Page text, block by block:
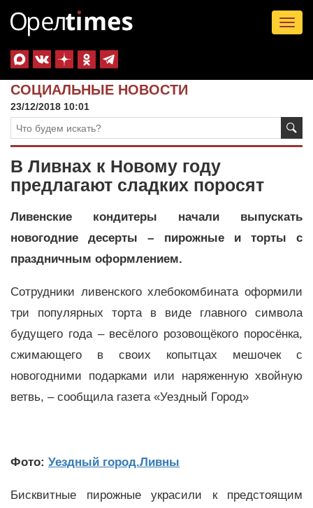
СОЦИАЛЬНЫЕ НОВОСТИ
23/12/2018 10:01
В Ливнах к Новому году
предлагают сладких поросят
Ливенские кондитеры начали выпускать
новогодние десерты – пирожные и торты с
праздничным оформлением.
Сотрудники ливенского хлебокомбината оформили
три популярных торта в виде главного символа
будущего года – весёлого розовощёкого поросёнка,
сжимающего в своих копытцах мешочек с
новогодними подарками или наряженную хвойную
ветвь, – сообщила газета «Уездный Город»
Фото: Уездный город.Ливны
Бисквитные пирожные украсили к предстоящим